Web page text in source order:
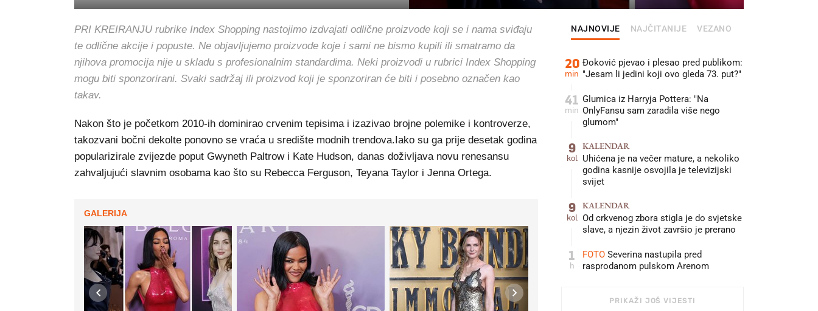
PRI KREIRANJU rubrike Index Shopping nastojimo izdvajati odlične proizvode koji se i nama sviđaju
te odlične akcije i popuste. Ne objavljujemo proizvode koje i sami ne bismo kupili ili smatramo da
njihova promocija nije u skladu s profesionalnim standardima. Neki proizvodi u rubrici Index Shopping
mogu biti sponzorirani. Svaki sadržaj ili proizvod koji je sponzoriran će biti i posebno označen kao
takav.
Nakon što je početkom 2010-ih dominirao crvenim tepisima i izazivao brojne polemike i kontroverze,
takozvani bočni dekolte ponovno se vraća u središte modnih trendova.Iako su ga prije desetak godina
popularizirale zvijezde poput Gwyneth Paltrow i Kate Hudson, danas doživljava novu renesansu
zahvaljujući slavnim osobama kao što su Rebecca Ferguson, Teyana Taylor i Jenna Ortega.
GALERIJA
NAJNOVIJE NAJČITANIJE VEZANO
20
min
Đoković pjevao i plesao pred publikom:
"Jesam li jedini koji ovo gleda 73. put?"
41
min
Glumica iz Harryja Pottera: "Na
OnlyFansu sam zaradila više nego
glumom"
9
kol
KALENDAR
Uhićena je na večer mature, a nekoliko
godina kasnije osvojila je televizijski
svijet
9
kol
KALENDAR
Od crkvenog zbora stigla je do svjetske
slave, a njezin život završio je prerano
1
h
FOTO Severina nastupila pred
rasprodanom pulskom Arenom
PRIKAŽI JOŠ VIJESTI